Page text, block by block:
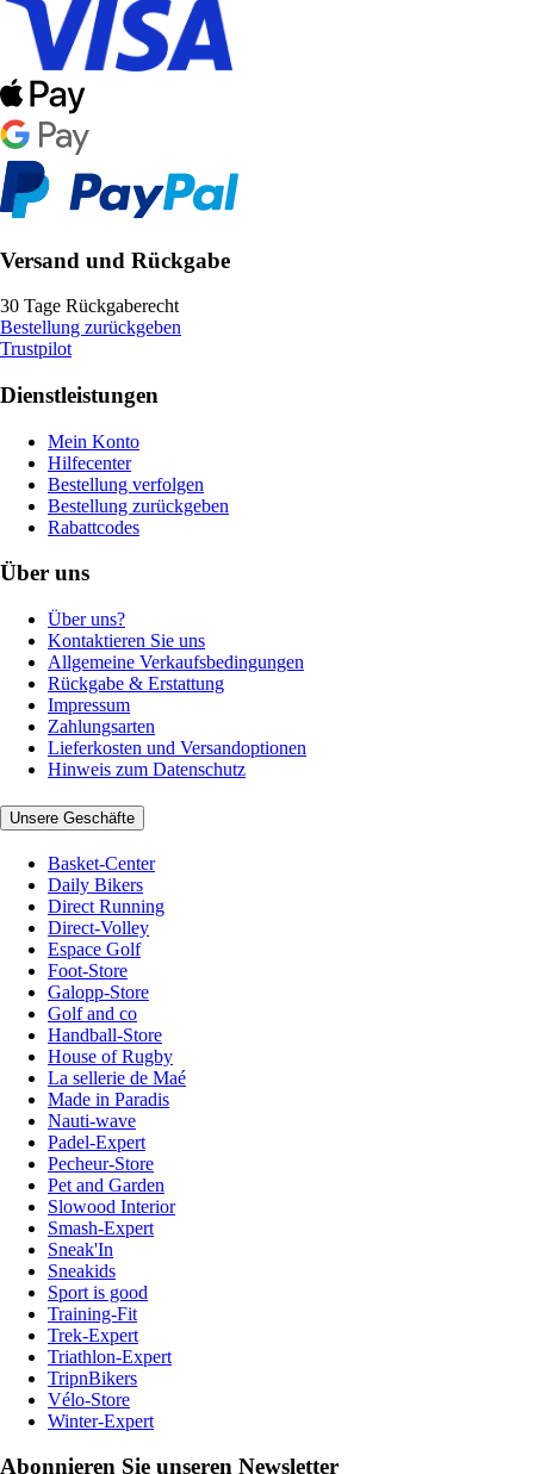
Versand und Rückgabe
30 Tage Rückgaberecht
Bestellung zurückgeben
Trustpilot
Dienstleistungen
Mein Konto
Hilfecenter
Bestellung verfolgen
Bestellung zurückgeben
Rabattcodes
Über uns
Über uns?
Kontaktieren Sie uns
Allgemeine Verkaufsbedingungen
Rückgabe & Erstattung
Impressum
Zahlungsarten
Lieferkosten und Versandoptionen
Hinweis zum Datenschutz
Unsere Geschäfte
Basket-Center
Daily Bikers
Direct Running
Direct-Volley
Espace Golf
Foot-Store
Galopp-Store
Golf and co
Handball-Store
House of Rugby
La sellerie de Maé
Made in Paradis
Nauti-wave
Padel-Expert
Pecheur-Store
Pet and Garden
Slowood Interior
Smash-Expert
Sneak'In
Sneakids
Sport is good
Training-Fit
Trek-Expert
Triathlon-Expert
TripnBikers
Vélo-Store
Winter-Expert
Abonnieren Sie unseren Newsletter